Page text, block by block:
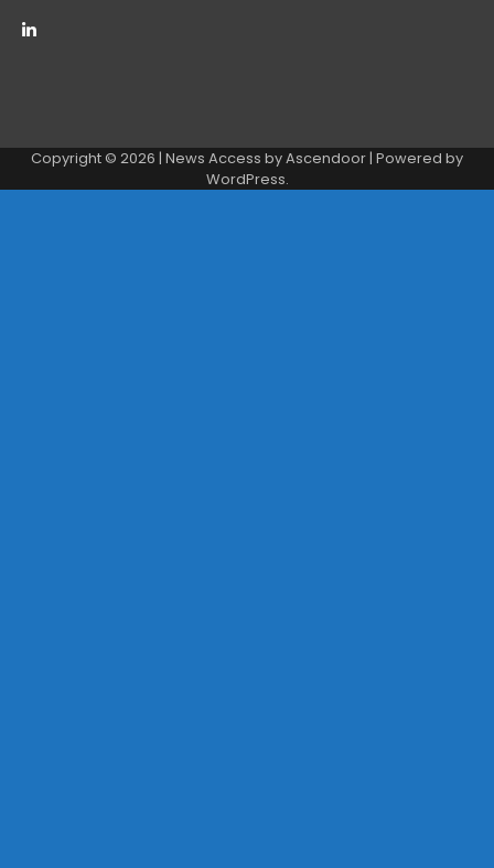
Copyright © 2026 | News Access byAscendoor | Powered by
WordPress.